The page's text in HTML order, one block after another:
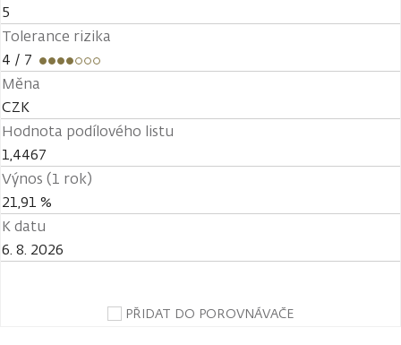
5
Tolerance rizika
4 / 7
Měna
CZK
Hodnota podílového listu
1,4467
Výnos (1 rok)
21,91 %
K datu
6. 8. 2026
PŘIDAT DO POROVNÁVAČE